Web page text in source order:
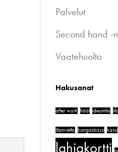
Palvelut
Second hand -
Vaatehuolto
Hakusanat
after work häät ideointia
illanvietto kangaskassi kassi
lahjakortti